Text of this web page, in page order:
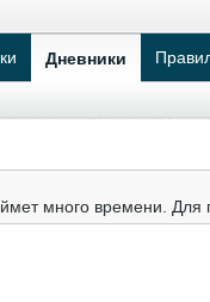
Дневники
много времени.